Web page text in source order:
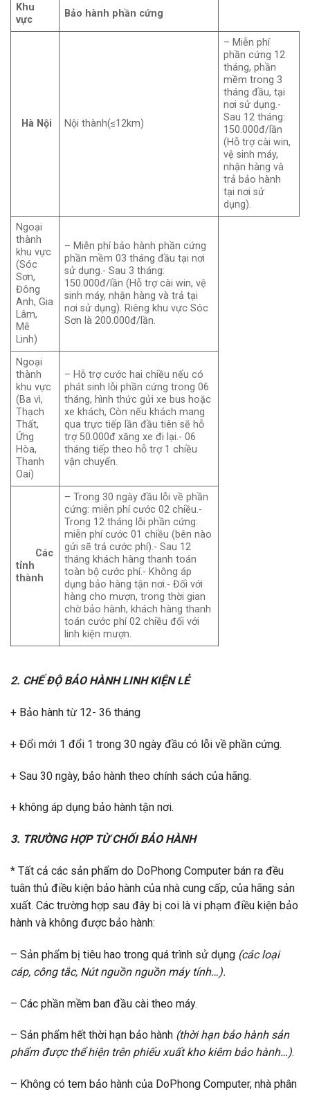
Khu
vực
Bảo hành phần cứng
Hà Nội Nội thành(≤12km)
– Miễn phí
phần cứng 12
tháng, phần
mềm trong 3
tháng đầu, tại
nơi sử dụng.-
Sau 12 tháng:
150.000đ/lần
(Hỗ trợ cài win,
vệ sinh máy,
nhận hàng và
trả bảo hành
tại nơi sử
dụng).
Ngoại
thành
khu vực
(Sóc
Sơn,
Đông
Anh, Gia
Lâm,
Mê
Linh)
– Miễn phí bảo hành phần cứng
phần mềm 03 tháng đầu tại nơi
sử dụng.- Sau 3 tháng:
150.000đ/lần (Hỗ trợ cài win, vệ
sinh máy, nhận hàng và trả tại
nơi sử dụng). Riêng khu vực Sóc
Sơn là 200.000đ/lần.
Ngoại
thành
khu vực
(Ba vì,
Thạch
Thất,
Ứng
Hòa,
Thanh
Oai)
– Hỗ trợ cước hai chiều nếu có
phát sinh lỗi phần cứng trong 06
tháng, hình thức gửi xe bus hoặc
xe khách, Còn nếu khách mang
qua trực tiếp lần đầu tiên sẽ hỗ
trợ 50.000đ xăng xe đi lại.- 06
tháng tiếp theo hỗ trợ 1 chiều
vận chuyển.
Các
tỉnh
thành
– Trong 30 ngày đầu lỗi về phần
cứng: miễn phí cước 02 chiều.-
Trong 12 tháng lỗi phần cứng:
miễn phí cước 01 chiều (bên nào
gửi sẽ trả cước phí).- Sau 12
tháng khách hàng thanh toán
toàn bộ cước phí.- Không áp
dụng bảo hàng tận nơi.- Đối với
hàng cho mượn, trong thời gian
chờ bảo hành, khách hàng thanh
toán cước phí 02 chiều đối với
linh kiện mượn.
2. CHẾ ĐỘ BẢO HÀNH LINH KIỆN LẺ
+ Bảo hành từ 12- 36 tháng
+ Đổi mới 1 đổi 1 trong 30 ngày đầu có lỗi về phần cứng.
+ Sau 30 ngày, bảo hành theo chính sách của hãng.
+ không áp dụng bảo hành tận nơi.
3. TRƯỜNG HỢP TỪ CHỐI BẢO HÀNH
* Tất cả các sản phẩm do DoPhong Computer bán ra đều
tuân thủ điều kiện bảo hành của nhà cung cấp, của hãng sản
xuất. Các trường hợp sau đây bị coi là vi phạm điều kiện bảo
hành và không được bảo hành:
– Sản phẩm bị tiêu hao trong quá trình sử dụng (các loại
cáp, công tắc, Nút nguồn nguồn máy tính…).
– Các phần mềm ban đầu cài theo máy.
– Sản phẩm hết thời hạn bảo hành (thời hạn bảo hành sản
phẩm được thể hiện trên phiếu xuất kho kiêm bảo hành…).
– Không có tem bảo hành của DoPhong Computer, nhà phân